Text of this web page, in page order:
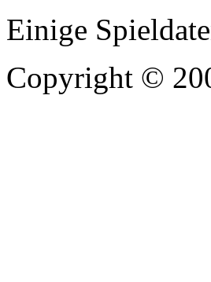
Einige
Copyright ©